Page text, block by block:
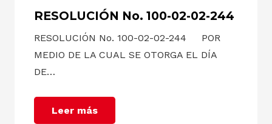
RESOLUCIÓN No. 100-02-02-244
RESOLUCIÓN No. 100-02-02-244 POR
MEDIO DE LA CUAL SE OTORGA EL DÍA
DE…
Leer más